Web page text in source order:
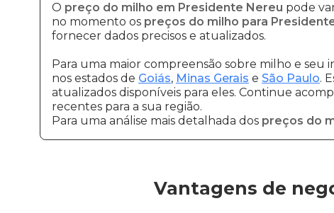
O preço do milho em Presidente Nereu pode
no momento os preços do milho para
fornecer dados precisos e atualizados.
Para uma maior compreensão sobre milho e seu
nos estados de Goiás, Minas Gerais e São Paulo.
atualizados disponíveis para eles. Continue
recentes para a sua região.
Para uma análise mais detalhada dos preços do
Vantagens de